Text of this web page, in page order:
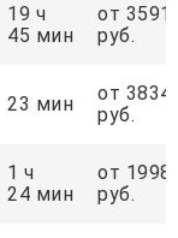
19 ч
45 мин
от
руб.
23 мин
от 3834
руб.
1 ч
24 мин
от 1998
руб.